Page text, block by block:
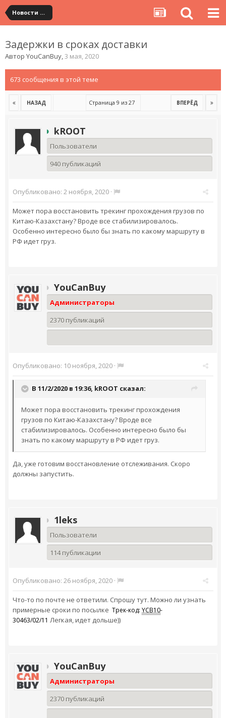
Новости сервиса
Задержки в сроках доставки
Автор YouCanBuy,3 мая, 2020
673 сообщения в этой теме
НАЗАД ВПЕРЁД
Страница 9 из 27
kROOT
Пользователи
940 публикаций
Опубликовано: 2 ноября, 2020 ·
Может пора восстановить трекинг прохождения грузов по
Китаю-Казахстану? Вроде все стабилизировалось.
Особенно интересно было бы знать по какому маршруту в
РФ идет груз.
YouCanBuy
Администраторы
2370 публикаций
Опубликовано: 10 ноября, 2020 ·
В 11/2/2020 в 19:36, kROOT сказал:
Может пора восстановить трекинг прохождения
грузов по Китаю-Казахстану? Вроде все
стабилизировалось. Особенно интересно было бы
знать по какому маршруту в РФ идет груз.
Да, уже готовим восстановление отслеживания. Скоро
должны запустить.
1leks
Пользователи
114 публикации
Опубликовано: 26 ноября, 2020 ·
Что-то по почте не ответили. Спрошу тут. Можно ли узнать
примерные сроки по посылке Трек-код: YCB10-
30463/02/11 Легкая, идет дольше))
YouCanBuy
Администраторы
2370 публикаций